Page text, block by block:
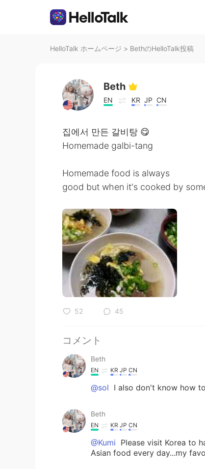
HelloTalk ホームページ > BethのHelloTalk投稿
Beth
EN KR JP CN
집에서 만든 갈비탕 😋
Homemade galbi-tang
Homemade food is always
good but when it's cooked by
52 45
コメント
Beth
EN KR JP CN
@sol I also don't know how
Beth
EN KR JP CN
@Kumi Please visit Korea to
Asian food every day...my